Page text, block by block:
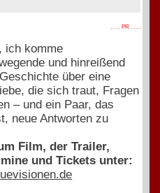
. . . . PR . . . .
und hinreißend
über eine
die sich traut, Fragen
– und ein Paar, das
neue Antworten zu
Film, der Trailer,
und Tickets unter: